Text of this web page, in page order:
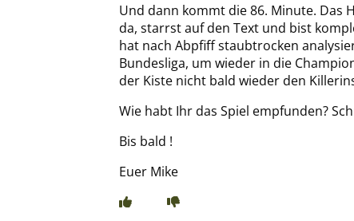
Und dann kommt die 86. Minute. Das
da, starrst auf den Text und bist
hat nach Abpfiff staubtrocken
Bundesliga, um wieder in die
der Kiste nicht bald wieder den
Wie habt Ihr das Spiel empfunden?
Bis bald !
Euer Mike